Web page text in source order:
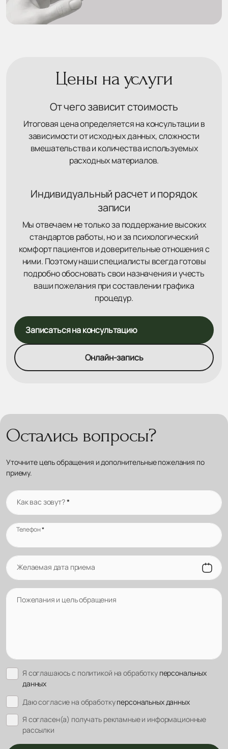
Цены на услуги
От чего зависит стоимость
Итоговая цена определяется на консультации в
зависимости от исходных данных, сложности
вмешательства и количества используемых
расходных материалов.
Индивидуальный расчет и порядок
записи
Мы отвечаем не только за поддержание высоких
стандартов работы, но и за психологический
комфорт пациентов и доверительные отношения с
ними. Поэтому наши специалисты всегда готовы
подробно обосновать свои назначения и учесть
ваши пожелания при составлении графика
процедур.
Записаться на консультацию
Онлайн-запись
Остались вопросы?
Уточните цель обращения и дополнительные пожелания по
приему.
Как вас зовут?*
Телефон*
Желаемая дата приема
Пожелания и цель обращения
Я соглашаюсь с политикой на обработку персональных
данных
Даю согласие на обработкуперсональных данных
Я согласен(а) получать рекламные и информационные
рассылки